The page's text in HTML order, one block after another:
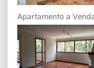
Apartamento a